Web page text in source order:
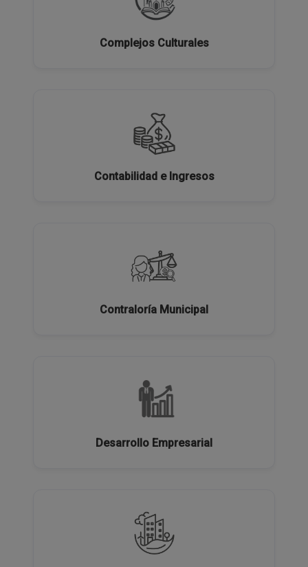
Complejos Culturales
Contabilidad e Ingresos
Contraloría Municipal
Desarrollo Empresarial